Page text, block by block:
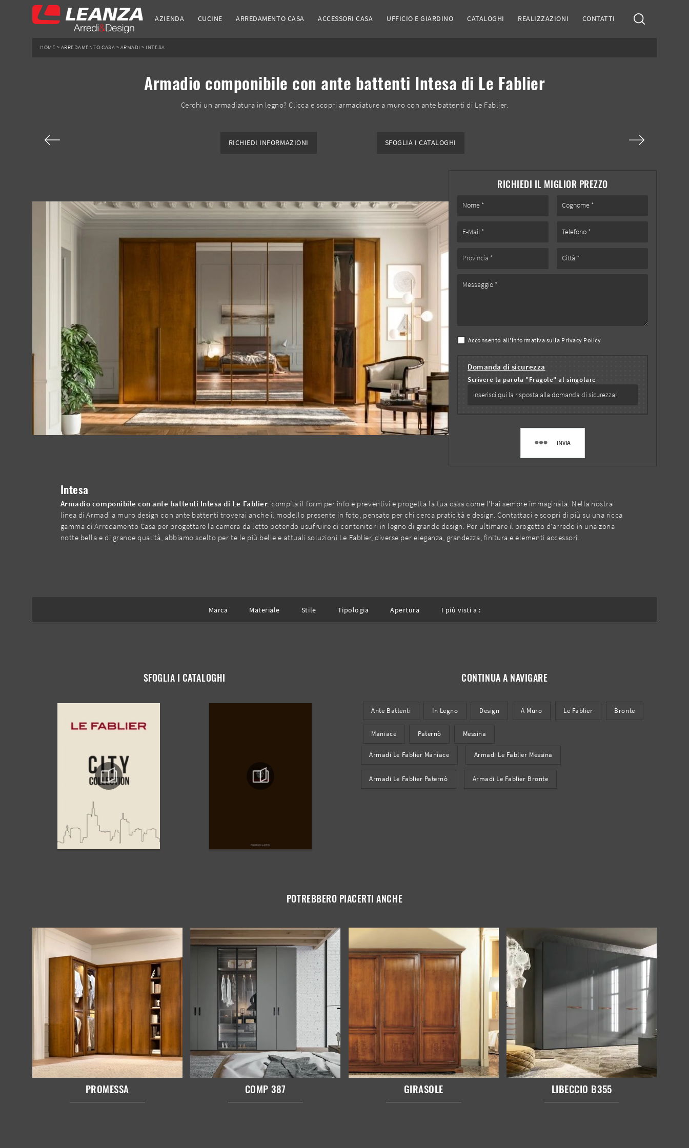
AZIENDA CUCINE ARREDAMENTO CASA ACCESSORI CASA UFFICIO E GIARDINO CATALOGHI REALIZZAZIONI CONTATTI
HOME > ARREDAMENTO CASA > ARMADI > INTESA
Armadio componibile con ante battenti Intesa di Le Fablier
Cerchi un'armadiatura in legno? Clicca e scopri armadiature a muro con ante battenti di Le Fablier.
RICHIEDI INFORMAZIONI SFOGLIA I CATALOGHI
RICHIEDI IL MIGLIOR PREZZO
Acconsento all'informativa sulla Privacy Policy
Domanda di sicurezza
Scrivere la parola "Fragole" al singolare
INVIA
Intesa
Armadio componibile con ante battenti Intesa di Le Fablier: compila il form per info e preventivi e progetta la tua casa come l'hai sempre immaginata. Nella nostra
linea di Armadi a muro design con ante battenti troverai anche il modello presente in foto, pensato per chi cerca praticità e design. Contattaci e scopri di più su una ricca
gamma di Arredamento Casa per progettare la camera da letto potendo usufruire di contenitori in legno di grande design. Per ultimare il progetto d'arredo in una zona
notte bella e di grande qualità, abbiamo scelto per te le più belle e attuali soluzioni Le Fablier, diverse per eleganza, grandezza, finitura e elementi accessori.
Marca Materiale Stile Tipologia Apertura I più visti a :
SFOGLIA I CATALOGHI CONTINUA A NAVIGARE
Ante Battenti In Legno Design A Muro Le Fablier Bronte
Maniace Paternò Messina
Armadi Le Fablier Maniace Armadi Le Fablier Messina
Armadi Le Fablier Paternò Armadi Le Fablier Bronte
POTREBBERO PIACERTI ANCHE
PROMESSA COMP 387 GIRASOLE LIBECCIO B355